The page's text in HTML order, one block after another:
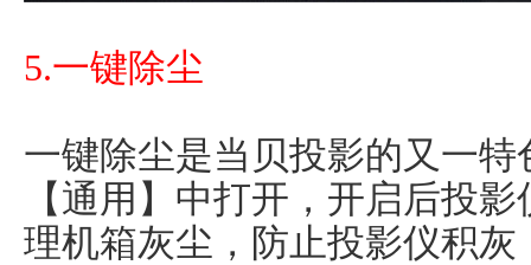
5.一键除尘
一键除尘是当贝投影的又一
【通用】中打开，开启后投
理机箱灰尘，防止投影仪积